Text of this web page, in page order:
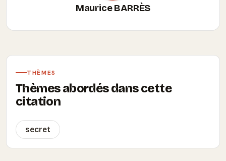
Maurice BARRÈS
THÈMES
Thèmes abordés dans cette
citation
secret